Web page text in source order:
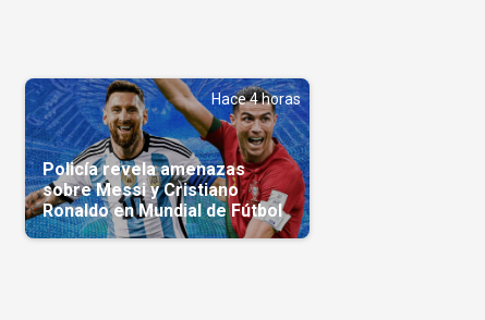
Hace 4 horas
Policía revela amenazas
sobre Messi y Cristiano
Ronaldo en Mundial de Fútbol